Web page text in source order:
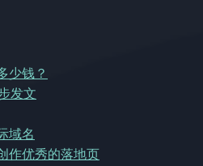
少钱？
发文
域名
作优秀的落地页